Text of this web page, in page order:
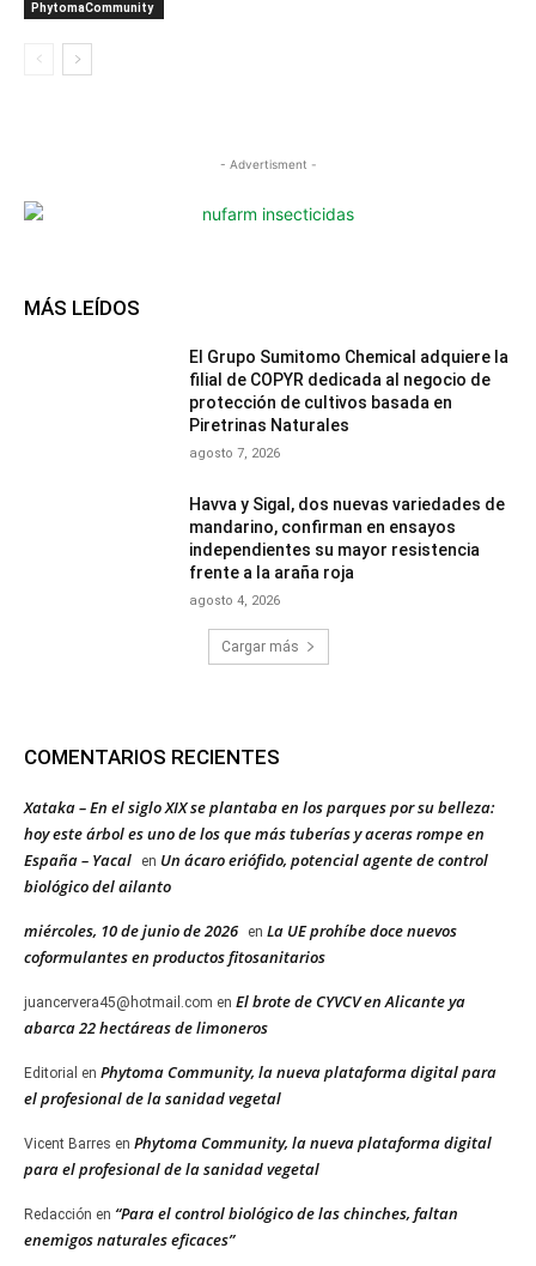
PhytomaCommunity
- Advertisment -
MÁS LEÍDOS
El Grupo Sumitomo Chemical adquiere la
filial de COPYR dedicada al negocio de
protección de cultivos basada en
Piretrinas Naturales
agosto 7, 2026
Havva y Sigal, dos nuevas variedades de
mandarino, confirman en ensayos
independientes su mayor resistencia
frente a la araña roja
agosto 4, 2026
Cargar más
COMENTARIOS RECIENTES
Xataka – En el siglo XIX se plantaba en los parques por su belleza:
hoy este árbol es uno de los que más tuberías y aceras rompe en
España – Yacal
en Un ácaro eriófido, potencial agente de control
biológico del ailanto
miércoles, 10 de junio de 2026 en La UE prohíbe doce nuevos
coformulantes en productos fitosanitarios
juancervera45@hotmail.com en El brote de CYVCV en Alicante ya
abarca 22 hectáreas de limoneros
Editorial en Phytoma Community, la nueva plataforma digital para
el profesional de la sanidad vegetal
Vicent Barres en Phytoma Community, la nueva plataforma digital
para el profesional de la sanidad vegetal
Redacción en “Para el control biológico de las chinches, faltan
enemigos naturales eficaces”